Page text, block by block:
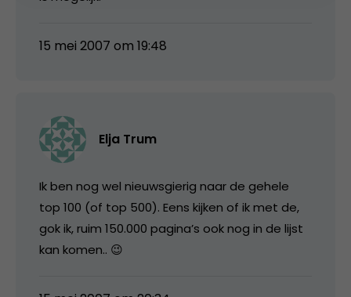
15 mei 2007 om 19:48
Elja Trum
Ik ben nog wel nieuwsgierig naar de gehele
top 100 (of top 500). Eens kijken of ik met de,
gok ik, ruim 150.000 pagina’s ook nog in de lijst
kan komen.. 😉